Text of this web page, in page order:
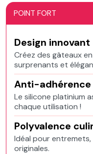
POINT FORT
Design innovant
Créez des gâteaux
surprenants et
Anti-adhérence
Le silicone platinium
chaque utilisation !
Polyvalence
Idéal pour
originales.